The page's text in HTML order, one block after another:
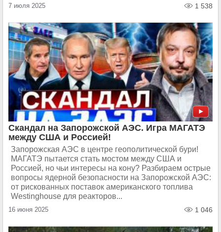
7 июля 2025 1 538
Скандал на Запорожской АЭС. Игра МАГАТЭ
между США и Россией!
Запорожская АЭС в центре геополитической бури!
МАГАТЭ пытается стать мостом между США и
Россией, но чьи интересы на кону? Разбираем острые
вопросы ядерной безопасности на Запорожской АЭС:
от рискованных поставок американского топлива
Westinghouse для реакторов...
16 июня 2025 1 046